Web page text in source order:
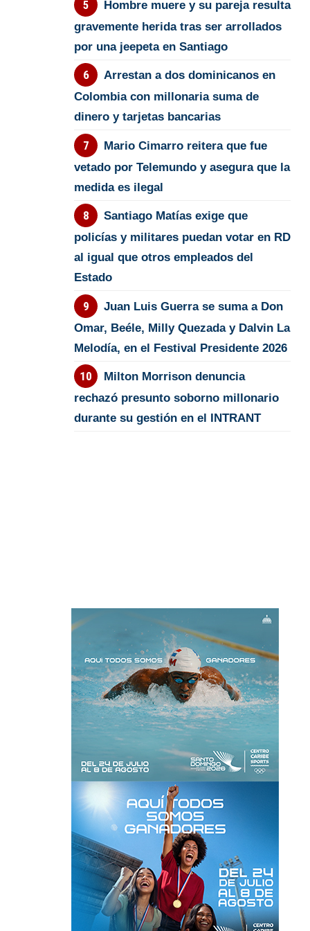
Hombre muere y su pareja resulta
gravemente herida tras ser arrollados
por una jeepeta en Santiago
Arrestan a dos dominicanos en
Colombia con millonaria suma de
dinero y tarjetas bancarias
Mario Cimarro reitera que fue
vetado por Telemundo y asegura que la
medida es ilegal
Santiago Matías exige que
policías y militares puedan votar en RD
al igual que otros empleados del
Estado
Juan Luis Guerra se suma a Don
Omar, Beéle, Milly Quezada y Dalvin La
Melodía, en el Festival Presidente 2026
Milton Morrison denuncia
rechazó presunto soborno millonario
durante su gestión en el INTRANT